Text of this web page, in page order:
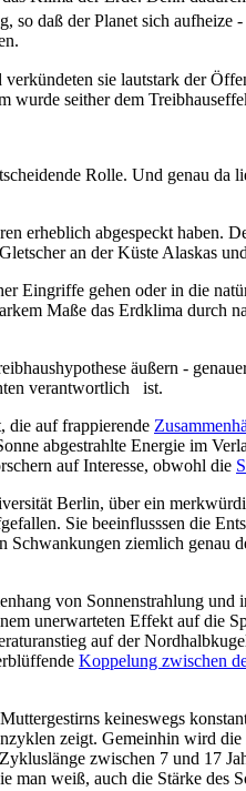
so daß der Planet sich
sie lautstark der
wurde seither dem
Rolle. Und genau
erheblich abgespeckt
an der Küste Alaskas
Eingriffe gehen oder in die
Maße das Erdklima
äußern -
verantwortlich
ist.
die auf frappierende
abgestrahlte Energie im
auf Interesse, obwohl die
Berlin, über ein
Sie beeinflusssen die
Schwankungen ziemlich
von Sonnenstrahlung
unerwarteten Effekt auf die
auf der
Koppelung zwischen
keineswegs
zeigt. Gemeinhin wird
zwischen 7 und 17
weiß, auch die Stärke des